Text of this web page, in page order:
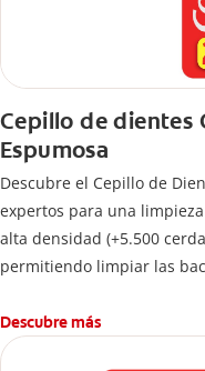
Cepillo de dientes
Espumosa
Descubre el Cepillo de
expertos para una
alta densidad (+5.500
permitiendo limpiar las
Descubre más